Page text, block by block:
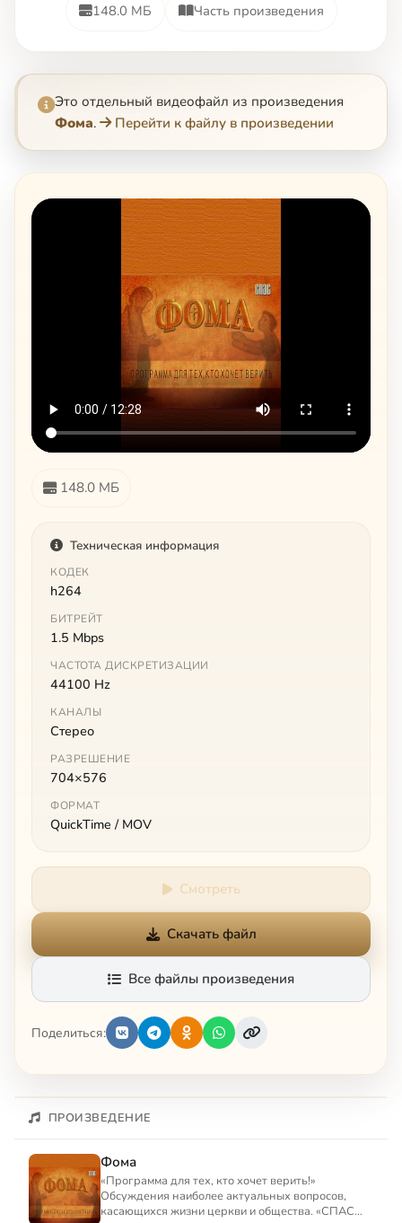
148.0 МБ Часть произведения
Это отдельный видеофайл из произведения
Фома. Перейти к файлу в произведении
148.0 МБ
Техническая информация
КОДЕК
h264
БИТРЕЙТ
1.5 Mbps
ЧАСТОТА ДИСКРЕТИЗАЦИИ
44100 Hz
КАНАЛЫ
Стерео
РАЗРЕШЕНИЕ
704×576
ФОРМАТ
QuickTime / MOV
Смотреть
Скачать файл
Все файлы произведения
Поделиться:
ПРОИЗВЕДЕНИЕ
Фома
«Программа для тех, кто хочет верить!»
Обсуждения наиболее актуальных вопросов,
касающихся жизни церкви и общества. «СПАС